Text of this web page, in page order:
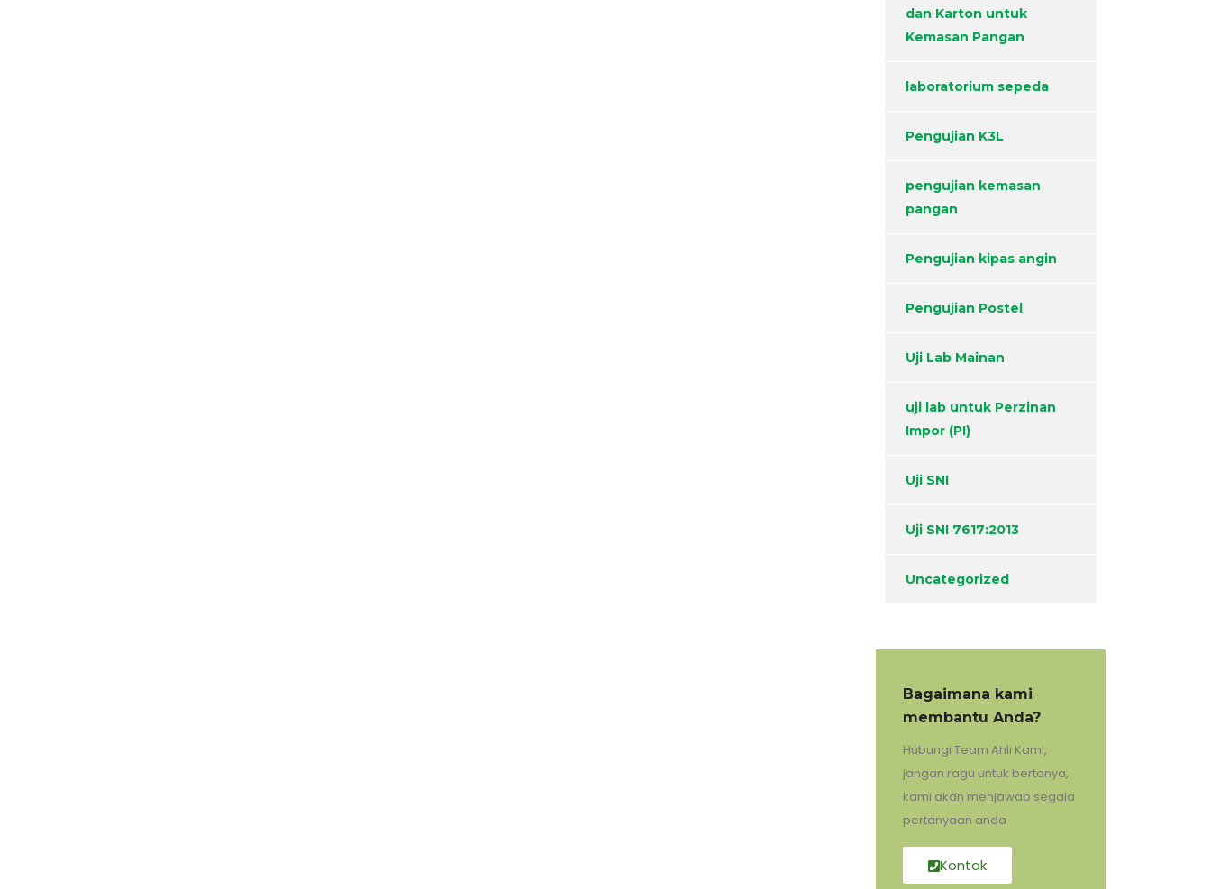
dan Karton untuk
Kemasan Pangan
laboratorium sepeda
Pengujian K3L
pengujian kemasan
pangan
Pengujian kipas angin
Pengujian Postel
Uji Lab Mainan
uji lab untuk Perzinan
Impor (PI)
Uji SNI
Uji SNI 7617:2013
Uncategorized
Bagaimana kami
membantu Anda?
Hubungi Team Ahli Kami,
jangan ragu untuk bertanya,
kami akan menjawab segala
pertanyaan anda
Kontak